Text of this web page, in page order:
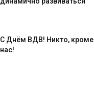
С Днём ВДВ! Никто, кроме
нас!